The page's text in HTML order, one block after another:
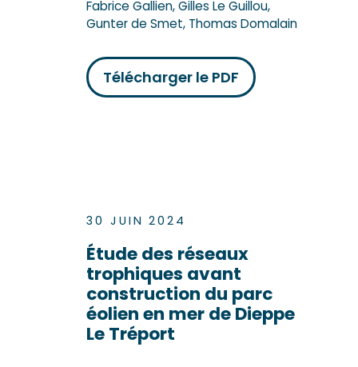
Fabrice Gallien, Gilles Le Guillou,
Gunter de Smet, Thomas Domalain
Télécharger le PDF
30 JUIN 2024
Étude des réseaux
trophiques avant
construction du parc
éolien en mer de Dieppe
Le Tréport